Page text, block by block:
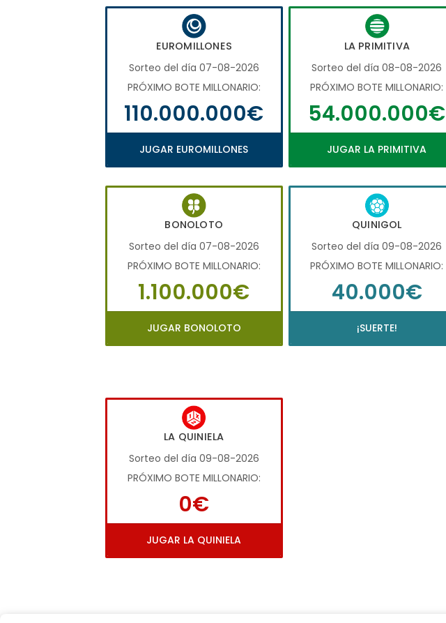
EUROMILLONES
Sorteo del día 07-08-2026
PRÓXIMO BOTE MILLONARIO:
110.000.000€
JUGAR EUROMILLONES
LA PRIMITIVA
Sorteo del día 08-08-2026
PRÓXIMO BOTE MILLONARIO:
54.000.000€
JUGAR LA PRIMITIVA
BONOLOTO
Sorteo del día 07-08-2026
PRÓXIMO BOTE MILLONARIO:
1.100.000€
JUGAR BONOLOTO
QUINIGOL
Sorteo del día 09-08-2026
PRÓXIMO BOTE MILLONARIO:
40.000€
¡SUERTE!
LA QUINIELA
Sorteo del día 09-08-2026
PRÓXIMO BOTE MILLONARIO:
0€
JUGAR LA QUINIELA